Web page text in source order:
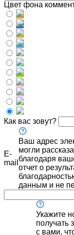
Цвет фона
Как вас зовут?
E-
mail
Ваш адрес
могли
благодаря
отчет о
данным и не
Укажите
получать
с вами,